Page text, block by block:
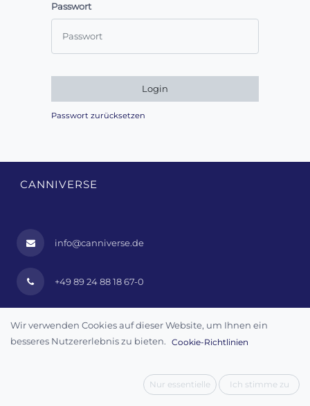
Passwort
Login
Passwort zurücksetzen
CANNIVERSE
info@canniverse.de
+49 89 24 88 18 67-0
INFORMATIONEN
Wir verwenden Cookies auf dieser Website, um Ihnen ein
besseres Nutzererlebnis zu bieten. Cookie-Richtlinien
Nur essentielle Ich stimme zu